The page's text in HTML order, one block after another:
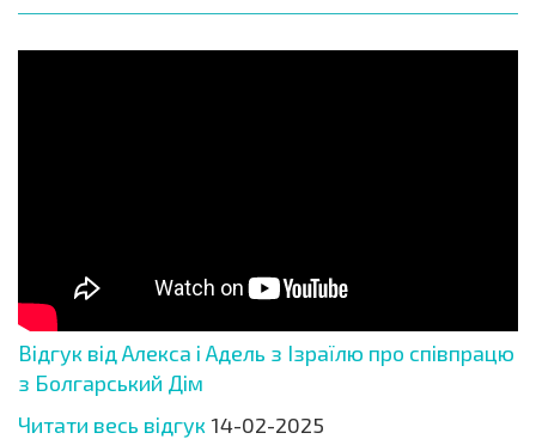
Відгук від Алекса і Адель з Ізраїлю про співпрацю
з Болгарський Дім
Читати весь відгук 14-02-2025